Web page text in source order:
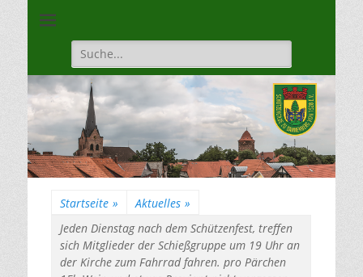
1528
Suche
für:
Startseite » Aktuelles »
Jeden Dienstag nach dem Schützenfest, treffen
sich Mitglieder der Schießgruppe um 19 Uhr an
der Kirche zum Fahrrad fahren. pro Pärchen